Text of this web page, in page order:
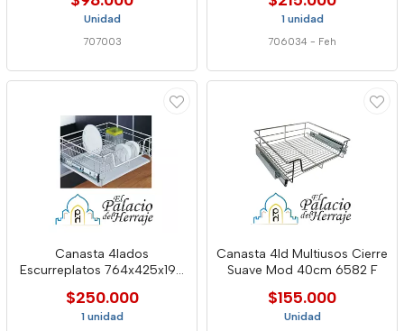
Unidad
707003
1 unidad
706034 - Feh
Canasta 4lados
Escurreplatos 764x425x195
$250.000
1 unidad
Canasta 4ld Multiusos Cierre
Suave Mod 40cm 6582 F
$155.000
Unidad